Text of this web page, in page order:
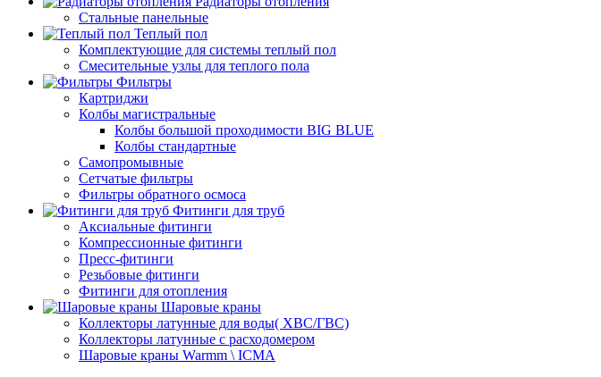
Стальные панельные
Теплый пол
Комплектующие для системы теплый пол
Смесительные узлы для теплого пола
Фильтры
Картриджи
Колбы магистральные
Колбы большой проходимости BIG BLUE
Колбы стандартные
Самопромывные
Сетчатые фильтры
Фильтры обратного осмоса
Фитинги для труб
Аксиальные фитинги
Компрессионные фитинги
Пресс-фитинги
Резьбовые фитинги
Фитинги для отопления
Шаровые краны
Коллекторы латунные для воды( ХВС/ГВС)
Коллекторы латунные с расходомером
Шаровые краны Warmm \ ICMA